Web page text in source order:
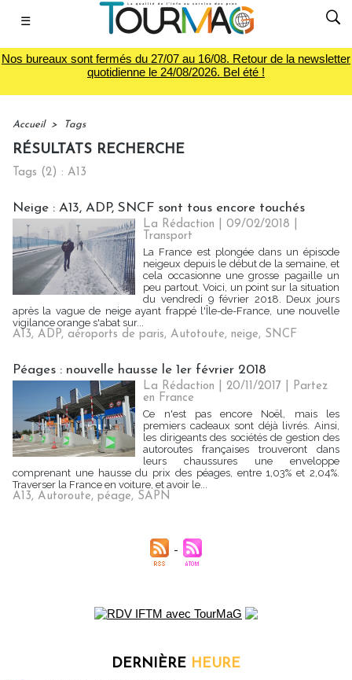
☰
Nos bureaux sont fermés du 27/07 au 16/08. Retour de la newsletter
quotidienne le 24/08/2026. Bel été !
Accueil > Tags
RÉSULTATS RECHERCHE
Tags (2) : A13
Neige : A13, ADP, SNCF sont tous encore touchés
La Rédaction | 09/02/2018
Transport
La France est plongée dans un épisode
neigeux depuis le début de la semaine, et
cela occasionne une grosse pagaille un
peu partout. Voici, un point sur la situation
du vendredi 9 février 2018. Deux jours
après la vague de neige ayant frappé l'Île-de-France, une nouvelle
vigilance orange s'abat sur...
A13, ADP, aéroports de paris, Autotoute, neige, SNCF
Péages : nouvelle hausse le 1er février 2018
La Rédaction | 20/11/2017
Partez
en France
Ce n'est pas encore Noël, mais les
premiers cadeaux sont déjà livrés. Ainsi,
les dirigeants des sociétés de gestion des
autoroutes françaises trouveront dans
leurs chaussures une enveloppe
comprenant une hausse du prix des péages, entre 1,03% et 2,04%.
Traverser la France en voiture, et avoir le...
A13, Autoroute, péage, SAPN
DERNIÈRE HEURE